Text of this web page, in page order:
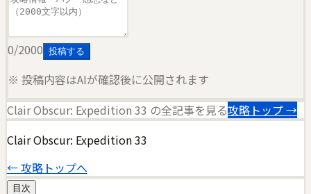
0/2000 投稿する
※ 投稿内容はAIが確認後に公開されます
Clair Obscur: Expedition 33 の全記事を見る攻略トップ →
Clair Obscur: Expedition 33
← 攻略トップへ
目次